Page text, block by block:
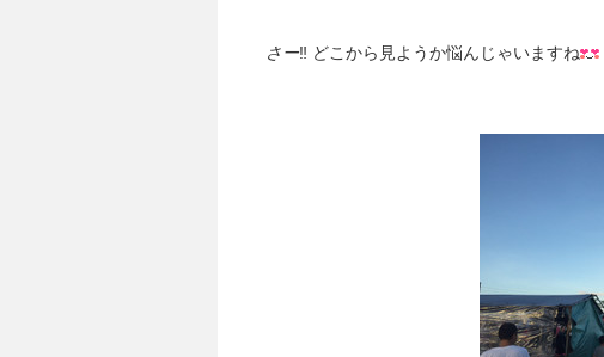
さー‼ どこから見ようか悩んじゃいますね